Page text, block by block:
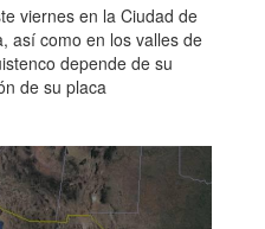
viernes en la Ciudad de
así como en los valles de
depende de su
de su placa